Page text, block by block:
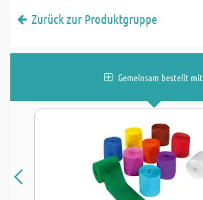
Zurück zur Produktgruppe
Gemeinsam bestellt mit